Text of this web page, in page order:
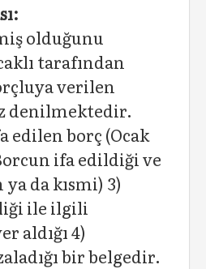
olduğunu
tarafından
verilen
denilmektedir.
edilen borç (Ocak
ifa edildiği ve
da kısmi) 3)
ile ilgili
aldığı 4)
bir belgedir.